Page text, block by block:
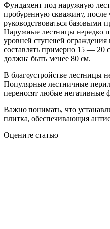
Фундамент под наружную
пробуренную скважину, после
руководствоваться базовыми
Наружные лестницы нередко
уровней ступеней
составлять примерно 15 — 20
должна быть менее 80 см.
В благоустройстве лестницы
Популярные лестничные
переносят любые негативные
Важно понимать, что
плитка, обеспечивающия
Оцените статью